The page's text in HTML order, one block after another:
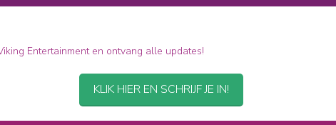
Entertainment en ontvang alle updates!
KLIK HIER EN SCHRIJF JE IN!